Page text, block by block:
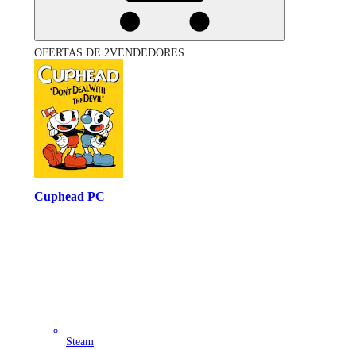
OFERTAS DE 2VENDEDORES
Cuphead PC
Steam